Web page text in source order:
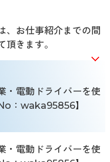
、お仕事紹介までの間
きます。
・電動ドライバーを使
：waka95856】
・電動ドライバーを使